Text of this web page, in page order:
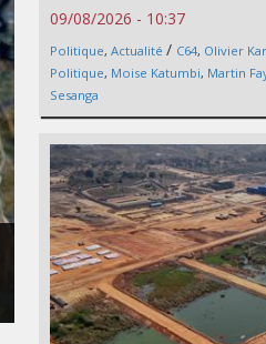
09/08/2026 - 10:37
Politique, Actualité / C64, Olivier
Politique, Moise Katumbi, Martin
Sesanga